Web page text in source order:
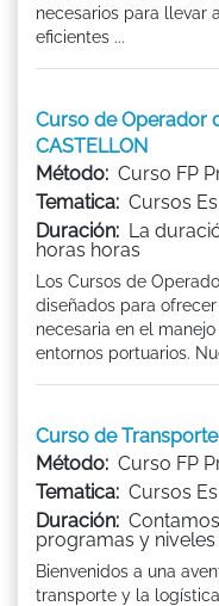
necesarios para llevar
eficientes ...
Curso de Operador
CASTELLON
Método: Curso FP
Tematica: Cursos
Duración: La
horas horas
Los Cursos de
diseñados para
necesaria en el
entornos portuarios.
Curso de
Método: Curso FP
Tematica: Cursos
Duración:
programas y
Bienvenidos a una
transporte y la